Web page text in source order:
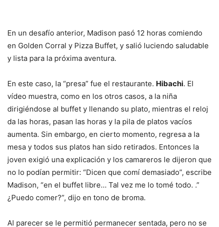
En un desafío anterior, Madison pasó 12 horas comiendo
en Golden Corral y Pizza Buffet, y salió luciendo saludable
y lista para la próxima aventura.
En este caso, la “presa” fue el restaurante. Hibachi. El
vídeo muestra, como en los otros casos, a la niña
dirigiéndose al buffet y llenando su plato, mientras el reloj
da las horas, pasan las horas y la pila de platos vacíos
aumenta. Sin embargo, en cierto momento, regresa a la
mesa y todos sus platos han sido retirados. Entonces la
joven exigió una explicación y los camareros le dijeron que
no lo podían permitir: “Dicen que comí demasiado”, escribe
Madison, “en el buffet libre… Tal vez me lo tomé todo. .”
¿Puedo comer?”, dijo en tono de broma.
Al parecer se le permitió permanecer sentada, pero no se